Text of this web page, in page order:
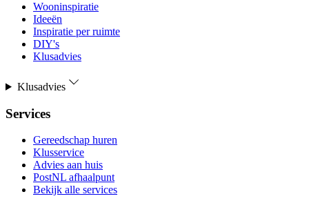
Wooninspiratie
Ideeën
Inspiratie per ruimte
DIY's
Klusadvies
Klusadvies
Services
Gereedschap huren
Klusservice
Advies aan huis
PostNL afhaalpunt
Bekijk alle services